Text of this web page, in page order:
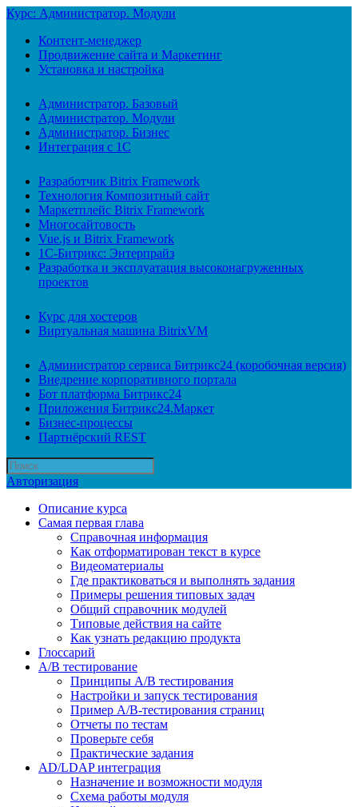
Курс: Администратор. Модули
Контент-менеджер
Продвижение сайта и Маркетинг
Установка и настройка
Администратор. Базовый
Администратор. Модули
Администратор. Бизнес
Интеграция с 1С
Разработчик Bitrix Framework
Технология Композитный сайт
Маркетплейс Bitrix Framework
Многосайтовость
Vue.js и Bitrix Framework
1С-Битрикс: Энтерпрайз
Разработка и эксплуатация высоконагруженных
проектов
Курс для хостеров
Виртуальная машина BitrixVM
Администратор сервиса Битрикс24 (коробочная версия)
Внедрение корпоративного портала
Бот платформа Битрикс24
Приложения Битрикс24.Маркет
Бизнес-процессы
Партнёрский REST
Авторизация
Описание курса
Самая первая глава
Справочная информация
Как отформатирован текст в курсе
Видеоматериалы
Где практиковаться и выполнять задания
Примеры решения типовых задач
Общий справочник модулей
Типовые действия на сайте
Как узнать редакцию продукта
Глоссарий
A/B тестирование
Принципы A/B тестирования
Настройки и запуск тестирования
Пример A/B-тестирования страниц
Отчеты по тестам
Проверьте себя
Практические задания
AD/LDAP интеграция
Назначение и возможности модуля
Схема работы модуля